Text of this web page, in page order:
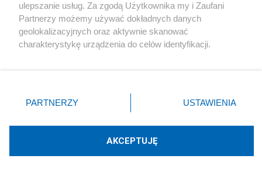
Gospodarka
Długi niemal jak pensja. W tych regionach Polacy
ulepszanie usług. Za zgodą Użytkownika my i Zaufani
Partnerzy możemy używać dokładnych danych
geolokalizacyjnych oraz aktywnie skanować
charakterystykę urządzenia do celów identyfikacji.
zmienić/wycofać klikając przycisk ustawień prywatności
znajdujący się w lewym dolnym rogu strony
rodzaje przetwarzania danych nie wymagają zgody
użytkownika, ale masz prawo sprzeciwić się takiemu
PARTNERZY USTAWIENIA
AKCEPTUJĘ